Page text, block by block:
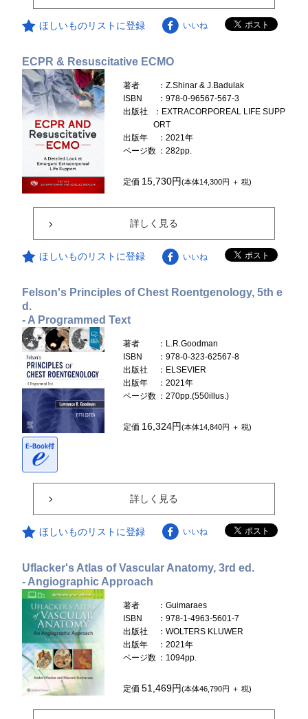
ほしいものリストに登録 いいね
ECPR & Resuscitative ECMO
著者
：Z.Shinar & J.Badulak
ISBN
：978-0-96567-567-3
出版社
：EXTRACORPOREAL LIFE SUPP
ORT
出版年
：2021年
ページ数 ：282pp.
定価 15,730円(本体14,300円 ＋ 税)
詳しく見る
ほしいものリストに登録 いいね
Felson's Principles of Chest Roentgenology, 5th e
d.
- A Programmed Text
著者
：L.R.Goodman
ISBN
：978-0-323-62567-8
出版社
：ELSEVIER
出版年
：2021年
ページ数 ：270pp.(550illus.)
定価 16,324円(本体14,840円 ＋ 税)
詳しく見る
ほしいものリストに登録 いいね
Uflacker's Atlas of Vascular Anatomy, 3rd ed.
- Angiographic Approach
著者
：Guimaraes
ISBN
：978-1-4963-5601-7
出版社
：WOLTERS KLUWER
出版年
：2021年
ページ数 ：1094pp.
定価51,469円(本体46,790円 ＋ 税)